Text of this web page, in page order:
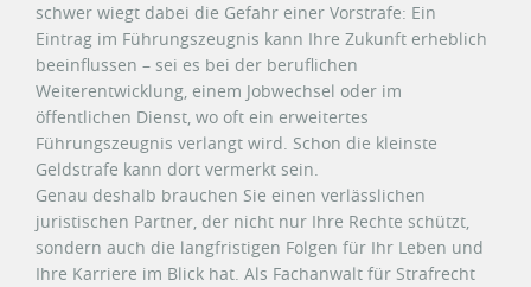
schwer wiegt dabei die Gefahr einer Vorstrafe: Ein
Eintrag im Führungszeugnis kann Ihre Zukunft erheblich
beeinflussen – sei es bei der beruflichen
Weiterentwicklung, einem Jobwechsel oder im
öffentlichen Dienst, wo oft ein erweitertes
Führungszeugnis verlangt wird. Schon die kleinste
Geldstrafe kann dort vermerkt sein.
Genau deshalb brauchen Sie einen verlässlichen
juristischen Partner, der nicht nur Ihre Rechte schützt,
sondern auch die langfristigen Folgen für Ihr Leben und
Ihre Karriere im Blick hat. Als Fachanwalt für Strafrecht